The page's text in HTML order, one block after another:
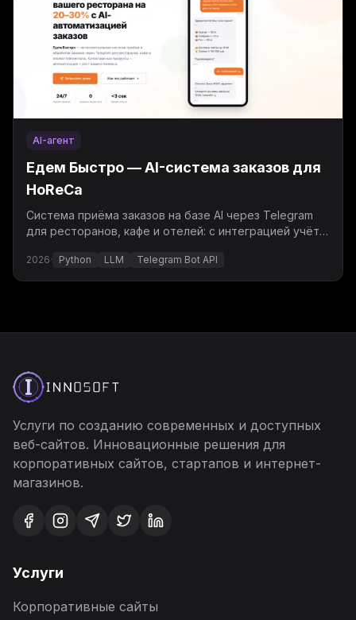
AI-агент
Едем Быстро — AI-система заказов для
HoReCa
Система приёма заказов на базе AI через Telegram
для ресторанов, кафе и отелей: с интеграцией учёта
2026· Python LLM Telegram Bot API
Услуги по созданию современных и доступных
веб-сайтов. Инновационные решения для
корпоративных сайтов, стартапов и интернет-
магазинов.
Услуги
Корпоративные сайты